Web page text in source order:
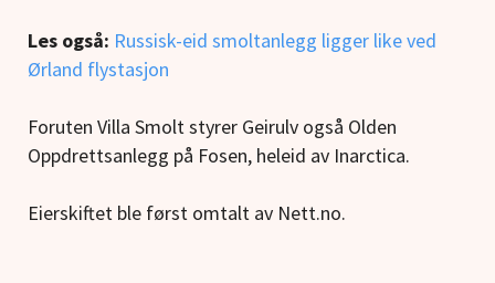
Les også: Russisk-eid smoltanlegg ligger like ved
Ørland flystasjon
Foruten Villa Smolt styrer Geirulv også Olden
Oppdrettsanlegg på Fosen, heleid av Inarctica.
Eierskiftet ble først omtalt av Nett.no.